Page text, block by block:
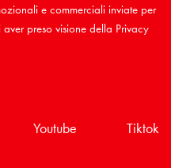
e commerciali inviate per
preso visione della Privacy
Youtube Tiktok